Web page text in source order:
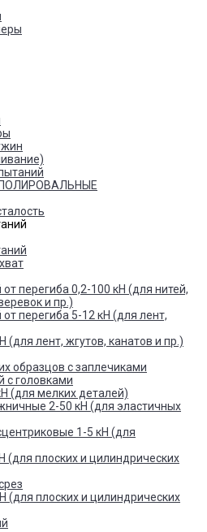
перегиба 0,2-100 кН (для нитей,
и пр.)
перегиба 5-12 кН (для лент,
лент, жгутов, канатов и пр.)
образцов с заплечиками
с головками
(для мелких деталей)
2-50 кН (для эластичных
1-5 кН (для
(для плоских и цилиндрических
(для плоских и цилиндрических